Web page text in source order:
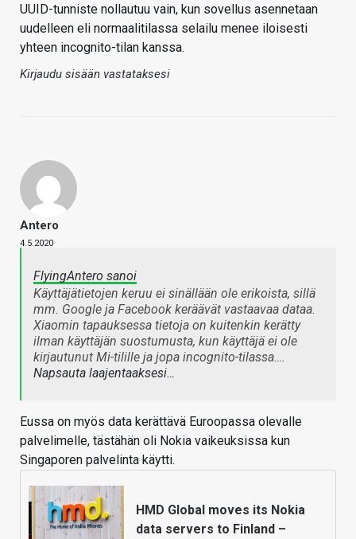
UUID-tunniste nollautuu vain, kun sovellus asennetaan
uudelleen eli normaalitilassa selailu menee iloisesti
yhteen incognito-tilan kanssa.
Kirjaudu sisään vastataksesi
Antero
4.5.2020
FlyingAntero sanoi
Käyttäjätietojen keruu ei sinällään ole erikoista, sillä
mm. Google ja Facebook keräävät vastaavaa dataa.
Xiaomin tapauksessa tietoja on kuitenkin kerätty
ilman käyttäjän suostumusta, kun käyttäjä ei ole
kirjautunut Mi-tilille ja jopa incognito-tilassa….
Napsauta laajentaaksesi…
Eussa on myös data kerättävä Euroopassa olevalle
palvelimelle, tästähän oli Nokia vaikeuksissa kun
Singaporen palvelinta käytti.
HMD Global moves its Nokia
data servers to Finland –